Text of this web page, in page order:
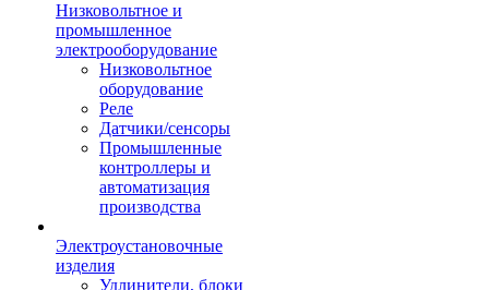
Низковольтное и
промышленное
электрооборудование
Низковольтное
оборудование
Реле
Датчики/сенсоры
Промышленные
контроллеры и
автоматизация
производства
Электроустановочные
изделия
Удлинители, блоки